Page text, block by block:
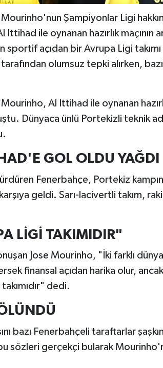
Şampiyonlar Ligi
ile oynanan hazırlık maçının
açıdan bir Avrupa Ligi
olumsuz tepki alırken,
Al Ittihad ile oynanan
Dünyaca ünlü Portekizli teknik
GOL OLDU YAĞDI
Fenerbahçe, Portekiz
karşıya geldi. Sarı-lacivertli takım,
LİGİ TAKIMIDIR"
Jose Mourinho, "İki farklı
finansal açıdan harika olur,
dedi.
bazı Fenerbahçeli taraftarlar
sözleri gerçekçi bularak